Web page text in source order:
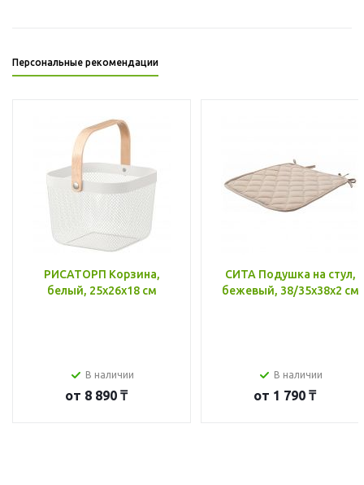
Персональные рекомендации
РИСАТОРП Корзина,
белый, 25x26x18 см
В наличии
от 8 890 ₸
СИТА Подушка на стул,
бежевый, 38/35x38x2 см
В наличии
от 1 790 ₸